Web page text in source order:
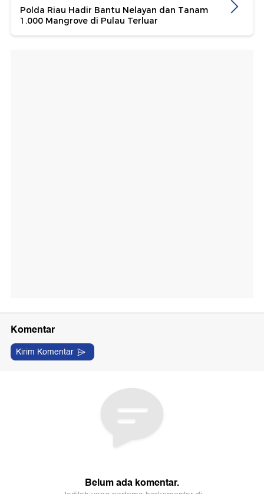
Polda Riau Hadir Bantu Nelayan dan Tanam
1.000 Mangrove di Pulau Terluar